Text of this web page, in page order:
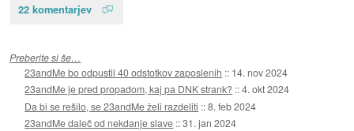
22 komentarjev
Preberite si še…
23andMe bo odpustil 40 odstotkov zaposlenih :: 14. nov 2024
23andMe je pred propadom, kaj pa DNK strank? ::4. okt 2024
Da bi se rešilo, se 23andMe želi razdeliti ::8. feb 2024
23andMe daleč od nekdanje slave ::31. jan 2024